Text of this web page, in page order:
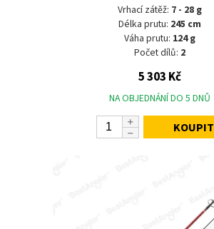
Vrhací zátěž: 7 - 28 g
Délka prutu: 245 cm
Váha prutu: 124 g
Počet dílů: 2
5 303 Kč
NA OBJEDNÁNÍ DO 5 DNŮ
KOUPIT